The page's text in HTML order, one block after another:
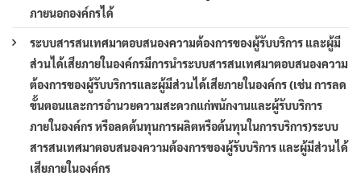
ภายนอกองค์กรได้
ระบบสารสนเทศมาตอบสนองความต้องการของผู้รับบริการ และผู้มี
ส่วนได้เสียภายในองค์กรมีการนำระบบสารสนเทศมาตอบสนองความ
ต้องการของผู้รับบริการและผู้มีส่วนได้เสียภายในองค์กร (เช่น การลด
ขั้นตอนและการอำนวยความสะดวกแก่พนักงานและผู้รับบริการ
ภายในองค์กร หรือลดต้นทุนการผลิตหรือต้นทุนในการบริการ)ระบบ
สารสนเทศมาตอบสนองความต้องการของผู้รับบริการ และผู้มีส่วนได้
เสียภายในองค์กร